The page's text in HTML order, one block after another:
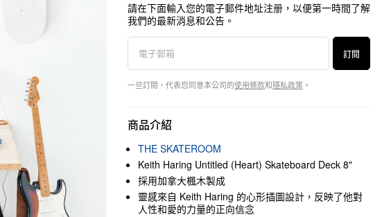
請在下面輸入您的電子郵件地址注册，以便第一時間了解
我們的最新消息和公告。
訂閱
一旦訂閱，代表您同意本公司的使用條款和隱私政策 。
商品介紹
THE SKATEROOM
Keith Haring Untitled (Heart) Skateboard Deck 8"
採用加拿大楓木製成
靈感來自 Keith Haring 的心形插圖設計，反映了他對
人性和愛的力量的正向信念